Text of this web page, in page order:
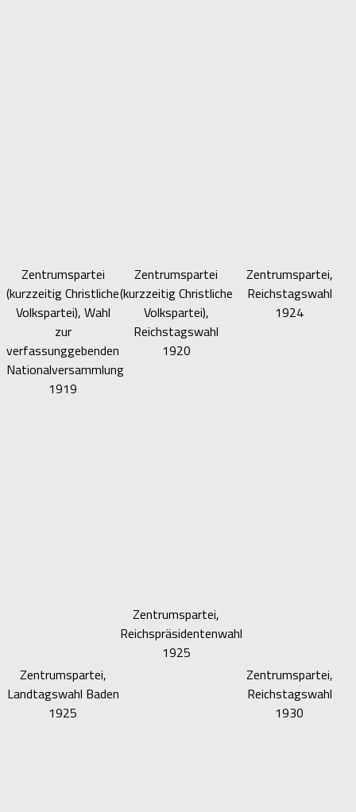
Zentrumspartei
(kurzzeitig Christliche
Volkspartei), Wahl
zur
verfassunggebenden
Nationalversammlung
1919
Zentrumspartei
(kurzzeitig Christliche
Volkspartei),
Reichstagswahl
1920
Zentrumspartei,
Reichstagswahl
1924
Zentrumspartei,
Landtagswahl Baden
1925
Zentrumspartei,
Reichspräsidentenwahl
1925
Zentrumspartei,
Reichstagswahl
1930